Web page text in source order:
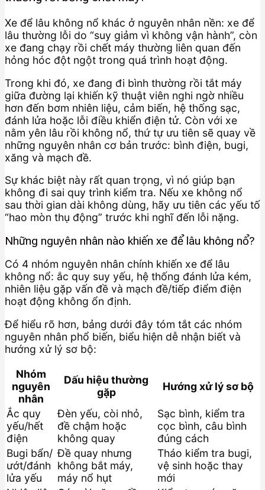
Xe để lâu không nổ khác ở nguyên nhân nền: xe để
lâu thường lỗi do “suy giảm vì không vận hành”, còn
xe đang chạy rồi chết máy thường liên quan đến
hỏng hóc đột ngột trong quá trình hoạt động.
Trong khi đó, xe đang đi bình thường rồi tắt máy
giữa đường lại khiến kỹ thuật viên nghi ngờ nhiều
hơn đến bơm nhiên liệu, cảm biến, hệ thống sạc,
đánh lửa hoặc lỗi điều khiển điện tử. Còn với xe
nằm yên lâu rồi không nổ, thứ tự ưu tiên sẽ quay về
những nguyên nhân cơ bản trước: bình điện, bugi,
xăng và mạch đề.
Sự khác biệt này rất quan trọng, vì nó giúp bạn
không đi sai quy trình kiểm tra. Nếu xe không nổ
sau thời gian dài không dùng, hãy ưu tiên các yếu tố
“hao mòn thụ động” trước khi nghĩ đến lỗi nặng.
Những nguyên nhân nào khiến xe để lâu không nổ?
Có 4 nhóm nguyên nhân chính khiến xe để lâu
không nổ: ắc quy suy yếu, hệ thống đánh lửa kém,
nhiên liệu gặp vấn đề và mạch đề/tiếp điểm điện
hoạt động không ổn định.
Để hiểu rõ hơn, bảng dưới đây tóm tắt các nhóm
nguyên nhân phổ biến, biểu hiện dễ nhận biết và
hướng xử lý sơ bộ:
Nhóm
nguyên
nhân
Dấu hiệu thường
gặp
Hướng xử lý sơ bộ
Ắc quy
yếu/hết
điện
Đèn yếu, còi nhỏ,
đề chậm hoặc
không quay
Sạc bình, kiểm tra
cọc bình, câu bình
đúng cách
Bugi bẩn/
ướt/đánh
lửa yếu
Đề quay nhưng
không bắt máy,
máy nổ hụt
Tháo kiểm tra bugi,
vệ sinh hoặc thay
mới